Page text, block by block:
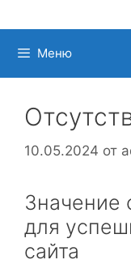
Меню
10.05.2024 от
Значение
для
сайта